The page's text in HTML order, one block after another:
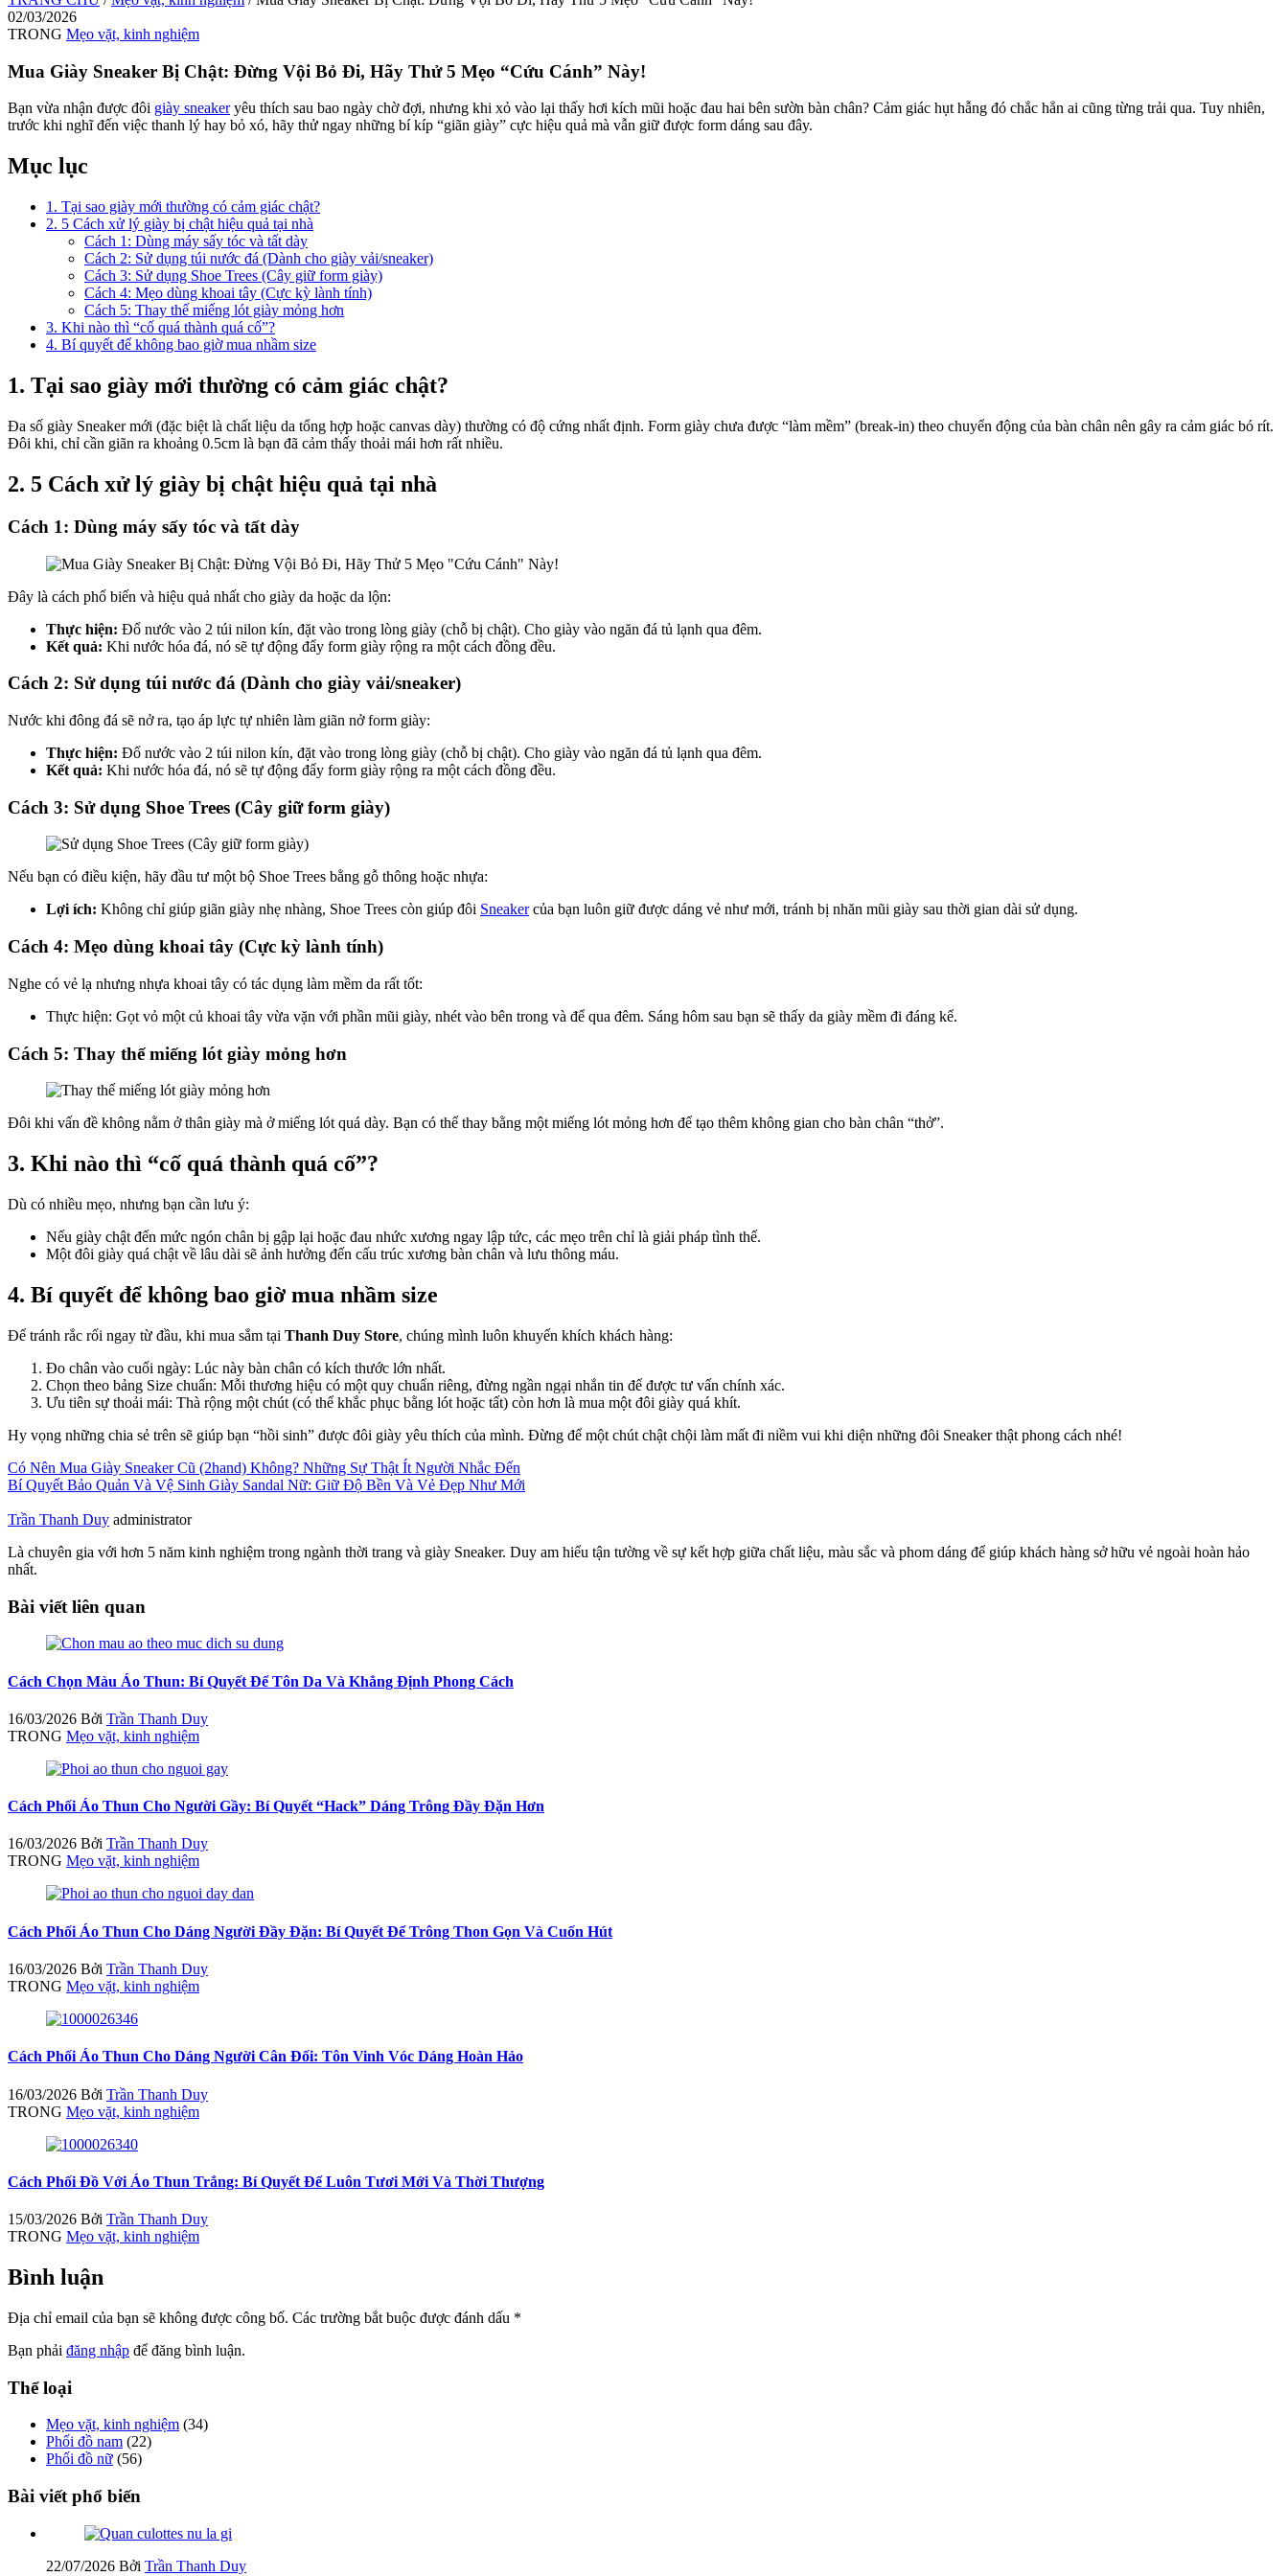
02/03/2026
TRONG Mẹo vặt, kinh nghiệm
Mua Giày Sneaker Bị Chật: Đừng Vội Bỏ Đi, Hãy Thử 5 Mẹo “Cứu Cánh” Này!
Bạn vừa nhận được đôi giày sneakeryêu thích sau bao ngày chờ đợi, nhưng khi xỏ vào lại thấy hơi kích mũi hoặc đau hai bên sườn bàn chân? Cảm giác hụt hẫng đó chắc hẳn ai cũng từng trải qua. Tuy nhiên,
trước khi nghĩ đến việc thanh lý hay bỏ xó, hãy thử ngay những bí kíp “giãn giày” cực hiệu quả mà vẫn giữ được form dáng sau đây.
Mục lục
1. Tại sao giày mới thường có cảm giác chật?
2. 5 Cách xử lý giày bị chật hiệu quả tại nhà
Cách 1: Dùng máy sấy tóc và tất dày
Cách 2: Sử dụng túi nước đá (Dành cho giày vải/sneaker)
Cách 3: Sử dụng Shoe Trees (Cây giữ form giày)
Cách 4: Mẹo dùng khoai tây (Cực kỳ lành tính)
Cách 5: Thay thế miếng lót giày mỏng hơn
3. Khi nào thì “cố quá thành quá cố”?
4. Bí quyết để không bao giờ mua nhầm size
1. Tại sao giày mới thường có cảm giác chật?
Đa số giày Sneaker mới (đặc biệt là chất liệu da tổng hợp hoặc canvas dày) thường có độ cứng nhất định. Form giày chưa được “làm mềm” (break-in) theo chuyển động của bàn chân nên gây ra cảm giác bó rít.
Đôi khi, chỉ cần giãn ra khoảng 0.5cm là bạn đã cảm thấy thoải mái hơn rất nhiều.
2. 5 Cách xử lý giày bị chật hiệu quả tại nhà
Cách 1: Dùng máy sấy tóc và tất dày
Đây là cách phổ biến và hiệu quả nhất cho giày da hoặc da lộn:
Thực hiện: Đổ nước vào 2 túi nilon kín, đặt vào trong lòng giày (chỗ bị chật). Cho giày vào ngăn đá tủ lạnh qua đêm.
Kết quả: Khi nước hóa đá, nó sẽ tự động đẩy form giày rộng ra một cách đồng đều.
Cách 2: Sử dụng túi nước đá (Dành cho giày vải/sneaker)
Nước khi đông đá sẽ nở ra, tạo áp lực tự nhiên làm giãn nở form giày:
Thực hiện: Đổ nước vào 2 túi nilon kín, đặt vào trong lòng giày (chỗ bị chật). Cho giày vào ngăn đá tủ lạnh qua đêm.
Kết quả: Khi nước hóa đá, nó sẽ tự động đẩy form giày rộng ra một cách đồng đều.
Cách 3: Sử dụng Shoe Trees (Cây giữ form giày)
Nếu bạn có điều kiện, hãy đầu tư một bộ Shoe Trees bằng gỗ thông hoặc nhựa:
Lợi ích: Không chỉ giúp giãn giày nhẹ nhàng, Shoe Trees còn giúp đôi Sneakercủa bạn luôn giữ được dáng vẻ như mới, tránh bị nhăn mũi giày sau thời gian dài sử dụng.
Cách 4: Mẹo dùng khoai tây (Cực kỳ lành tính)
Nghe có vẻ lạ nhưng nhựa khoai tây có tác dụng làm mềm da rất tốt:
Thực hiện: Gọt vỏ một củ khoai tây vừa vặn với phần mũi giày, nhét vào bên trong và để qua đêm. Sáng hôm sau bạn sẽ thấy da giày mềm đi đáng kể.
Cách 5: Thay thế miếng lót giày mỏng hơn
Đôi khi vấn đề không nằm ở thân giày mà ở miếng lót quá dày. Bạn có thể thay bằng một miếng lót mỏng hơn để tạo thêm không gian cho bàn chân “thở”.
3. Khi nào thì “cố quá thành quá cố”?
Dù có nhiều mẹo, nhưng bạn cần lưu ý:
Nếu giày chật đến mức ngón chân bị gập lại hoặc đau nhức xương ngay lập tức, các mẹo trên chỉ là giải pháp tình thế.
Một đôi giày quá chật về lâu dài sẽ ảnh hưởng đến cấu trúc xương bàn chân và lưu thông máu.
4. Bí quyết để không bao giờ mua nhầm size
Để tránh rắc rối ngay từ đầu, khi mua sắm tại Thanh Duy Store, chúng mình luôn khuyến khích khách hàng:
Đo chân vào cuối ngày: Lúc này bàn chân có kích thước lớn nhất.
Chọn theo bảng Size chuẩn: Mỗi thương hiệu có một quy chuẩn riêng, đừng ngần ngại nhắn tin để được tư vấn chính xác.
Ưu tiên sự thoải mái: Thà rộng một chút (có thể khắc phục bằng lót hoặc tất) còn hơn là mua một đôi giày quá khít.
Hy vọng những chia sẻ trên sẽ giúp bạn “hồi sinh” được đôi giày yêu thích của mình. Đừng để một chút chật chội làm mất đi niềm vui khi diện những đôi Sneaker thật phong cách nhé!
Có Nên Mua Giày Sneaker Cũ (2hand) Không? Những Sự Thật Ít Người Nhắc Đến
Bí Quyết Bảo Quản Và Vệ Sinh Giày Sandal Nữ: Giữ Độ Bền Và Vẻ Đẹp Như Mới
Trần Thanh Duy administrator
Là chuyên gia với hơn 5 năm kinh nghiệm trong ngành thời trang và giày Sneaker. Duy am hiểu tận tường về sự kết hợp giữa chất liệu, màu sắc và phom dáng để giúp khách hàng sở hữu vẻ ngoài hoàn hảo
nhất.
Bài viết liên quan
Cách Chọn Màu Áo Thun: Bí Quyết Để Tôn Da Và Khẳng Định Phong Cách
16/03/2026 Bởi Trần Thanh Duy
TRONG Mẹo vặt, kinh nghiệm
Cách Phối Áo Thun Cho Người Gầy: Bí Quyết “Hack” Dáng Trông Đầy Đặn Hơn
16/03/2026 Bởi Trần Thanh Duy
TRONG Mẹo vặt, kinh nghiệm
Cách Phối Áo Thun Cho Dáng Người Đầy Đặn: Bí Quyết Để Trông Thon Gọn Và Cuốn Hút
16/03/2026 Bởi Trần Thanh Duy
TRONG Mẹo vặt, kinh nghiệm
Cách Phối Áo Thun Cho Dáng Người Cân Đối: Tôn Vinh Vóc Dáng Hoàn Hảo
16/03/2026 Bởi Trần Thanh Duy
TRONG Mẹo vặt, kinh nghiệm
Cách Phối Đồ Với Áo Thun Trắng: Bí Quyết Để Luôn Tươi Mới Và Thời Thượng
15/03/2026 Bởi Trần Thanh Duy
TRONG Mẹo vặt, kinh nghiệm
Bình luận
Địa chỉ email của bạn sẽ không được công bố. Các trường bắt buộc được đánh dấu *
Bạn phải đăng nhập để đăng bình luận.
Thể loại
Mẹo vặt, kinh nghiệm (34)
Phối đồ nam (22)
Phối đồ nữ (56)
Bài viết phổ biến
22/07/2026 Bởi Trần Thanh Duy